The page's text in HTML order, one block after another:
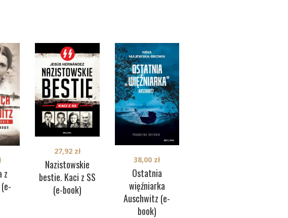
z
Nazistowskie
bestie. Kaci z SS
(e-book)
27,92 zł
Ostatnia
więźniarka
Auschwitz (e-
book)
38,00 zł